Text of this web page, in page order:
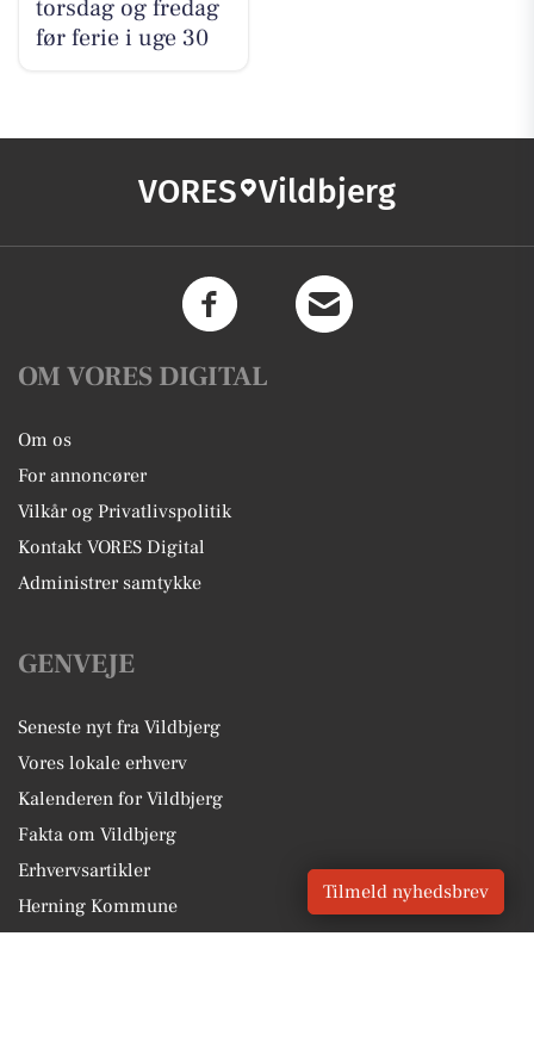
torsdag og fredag
før ferie i uge 30
VORES Vildbjerg
OM VORES DIGITAL
Om os
For annoncører
Vilkår og Privatlivspolitik
Kontakt VORES Digital
Administrer samtykke
GENVEJE
Seneste nyt fra Vildbjerg
Vores lokale erhverv
Kalenderen for Vildbjerg
Fakta om Vildbjerg
Erhvervsartikler
Herning Kommune
Tilmeld nyhedsbrev